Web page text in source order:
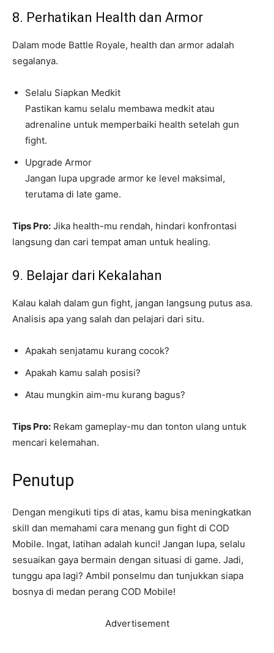
8. Perhatikan Health dan Armor
Dalam mode Battle Royale, health dan armor adalah
segalanya.
Selalu Siapkan Medkit
Pastikan kamu selalu membawa medkit atau
adrenaline untuk memperbaiki health setelah gun
fight.
Upgrade Armor
Jangan lupa upgrade armor ke level maksimal,
terutama di late game.
Tips Pro: Jika health-mu rendah, hindari konfrontasi
langsung dan cari tempat aman untuk healing.
9. Belajar dari Kekalahan
Kalau kalah dalam gun fight, jangan langsung putus asa.
Analisis apa yang salah dan pelajari dari situ.
Apakah senjatamu kurang cocok?
Apakah kamu salah posisi?
Atau mungkin aim-mu kurang bagus?
Tips Pro: Rekam gameplay-mu dan tonton ulang untuk
mencari kelemahan.
Penutup
Dengan mengikuti tips di atas, kamu bisa meningkatkan
skill dan memahami cara menang gun fight di COD
Mobile. Ingat, latihan adalah kunci! Jangan lupa, selalu
sesuaikan gaya bermain dengan situasi di game. Jadi,
tunggu apa lagi? Ambil ponselmu dan tunjukkan siapa
bosnya di medan perang COD Mobile!
Advertisement